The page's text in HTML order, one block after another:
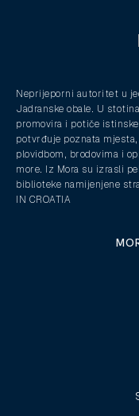
Neprijeporni autoritet u
Jadranske obale. U
promovira i potiče
potvrđuje poznata
plovidbom, brodovima i
more. Iz Mora su izrasli
biblioteke namijenjene
IN CROATIA